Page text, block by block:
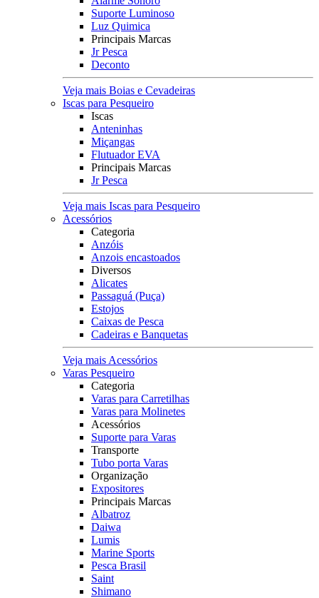
Suporte Luminoso
Luz Quimica
Principais Marcas
Jr Pesca
Deconto
Veja mais Boias e Cevadeiras
Iscas para Pesqueiro
Iscas
Anteninhas
Miçangas
Flutuador EVA
Principais Marcas
Jr Pesca
Veja mais Iscas para Pesqueiro
Acessórios
Categoria
Anzóis
Anzois encastoados
Diversos
Alicates
Passaguá (Puça)
Estojos
Caixas de Pesca
Cadeiras e Banquetas
Veja mais Acessórios
Varas Pesqueiro
Categoria
Varas para Carretilhas
Varas para Molinetes
Acessórios
Suporte para Varas
Transporte
Tubo porta Varas
Organização
Expositores
Principais Marcas
Albatroz
Daiwa
Lumis
Marine Sports
Pesca Brasil
Saint
Shimano